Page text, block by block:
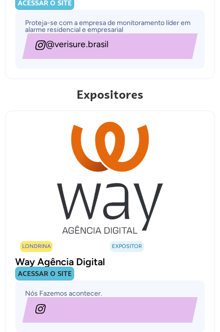
ACESSAR O SITE
Proteja-se com a empresa de monitoramento líder em
alarme residencial e empresarial
@verisure.brasil
Expositores
LONDRINA EXPOSITOR
Way Agência Digital
ACESSAR O SITE
Nós Fazemos acontecer.